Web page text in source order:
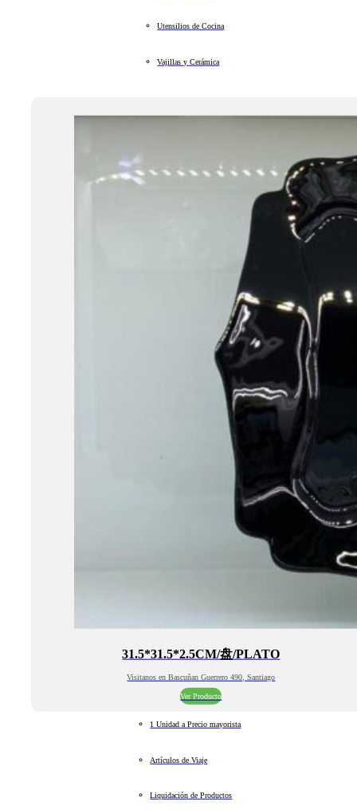
Utensilios de Cocina
Vajillas y Cerámica
31.5*31.5*2.5CM/盘/PLATO
Visitanos en Bascuñan Guerrero 490, Santiago
Ver Producto
1 Unidad a Precio mayorista
Artículos de Viaje
Liquidación de Productos